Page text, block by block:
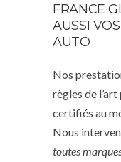
FRANCE
AUSSI
AUTO
Nos
règles de
certifiés au
Nous
toutes